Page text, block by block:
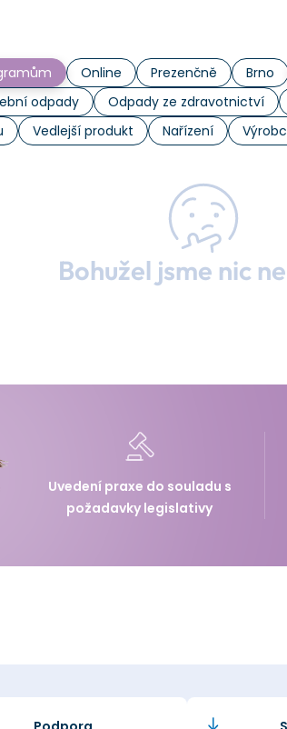
Online Prezenčně Brno
odpady
Odpady ze zdravotnictví
Vedlejší produkt Nařízení
Bohužel jsme nic
Uvedení praxe do souladu s
požadavky legislativy